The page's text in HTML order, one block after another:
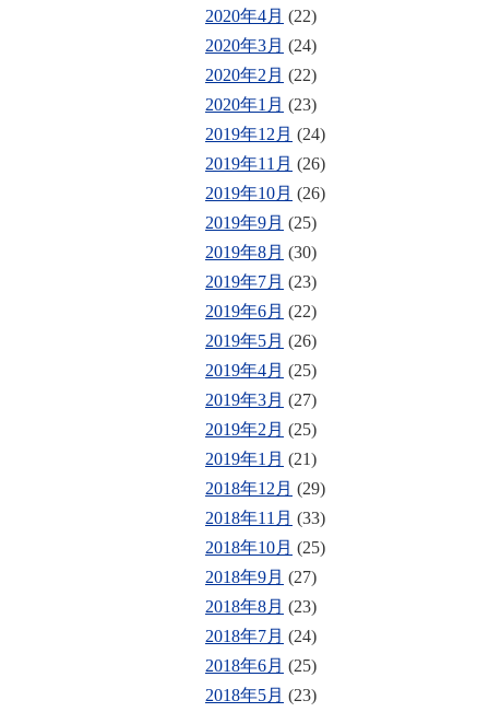
2020年4月 (22)
2020年3月 (24)
2020年2月 (22)
2020年1月 (23)
2019年12月 (24)
2019年11月 (26)
2019年10月 (26)
2019年9月 (25)
2019年8月 (30)
2019年7月 (23)
2019年6月 (22)
2019年5月 (26)
2019年4月 (25)
2019年3月 (27)
2019年2月 (25)
2019年1月 (21)
2018年12月 (29)
2018年11月 (33)
2018年10月 (25)
2018年9月 (27)
2018年8月 (23)
2018年7月 (24)
2018年6月 (25)
2018年5月 (23)